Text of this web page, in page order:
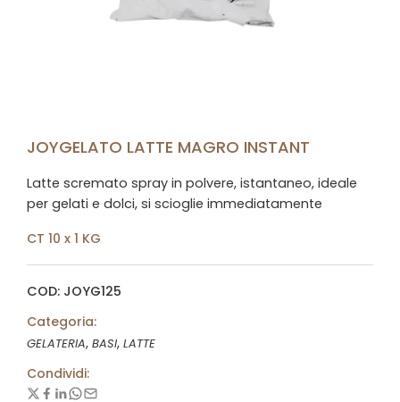
JOYGELATO LATTE MAGRO INSTANT
Latte scremato spray in polvere, istantaneo, ideale
per gelati e dolci, si scioglie immediatamente
CT 10 x 1 KG
COD: JOYG125
Categoria:
GELATERIA, BASI, LATTE
Condividi: